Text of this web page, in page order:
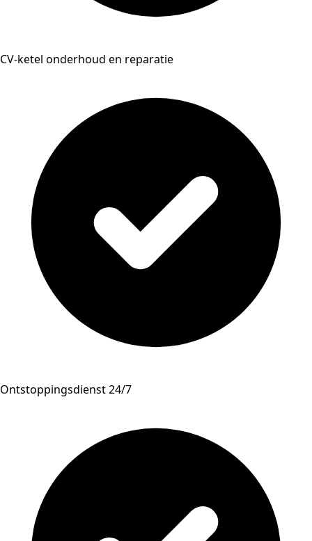
CV-ketel onderhoud en reparatie
Ontstoppingsdienst 24/7